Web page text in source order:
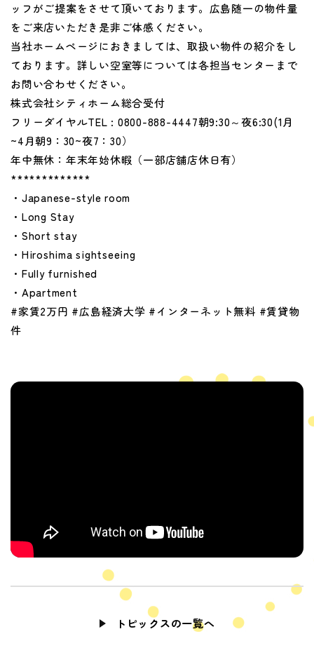
ッフがご提案をさせて頂いております。広島随一の物件量
をご来店いただき是非ご体感ください。
当社ホームページにおきましては、取扱い物件の紹介をし
ております。詳しい空室等については各担当センターまで
お問い合わせください。
株式会社シティホーム総合受付
フリーダイヤルTEL : 0800-888-4447朝9:30～夜6:30(1月
~4月朝9：30~夜7：30）
年中無休：年末年始休暇（一部店舗店休日有）
*************
・Japanese-style room
・Long Stay
・Short stay
・Hiroshima sightseeing
・Fully furnished
・Apartment
#家賃2万円 #広島経済大学 #インターネット無料 #賃貸物
件
トピックスの一覧へ